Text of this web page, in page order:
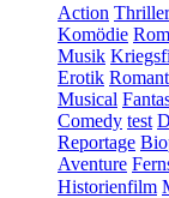
Action Thriller
Komödie
Musik
Erotik
Musical
Comedy test
Reportage
Aventure
Historienfilm